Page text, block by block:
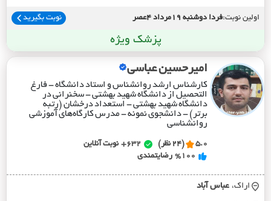
اولین نوبت:فردا دوشنبه 19مرداد 4عصر نوبت بگیرید
پزشک ویژه
امیرحسین عباسی
کارشناس ارشد روانشناس و استاد دانشگاه - فارغ
التحصیل از دانشگاه شهید بهشتی - سخنرانی در
دانشگاه شهید بهشتی - استعداد درخشان (رتبه
برتر) - دانشجوی نمونه - مدرس کارگاه‌های آموزشی
روانشناسی
5.0 (24 نظر) 632+
نوبت آنلاین
%100 رضایتمندی
اراک، عباس آباد